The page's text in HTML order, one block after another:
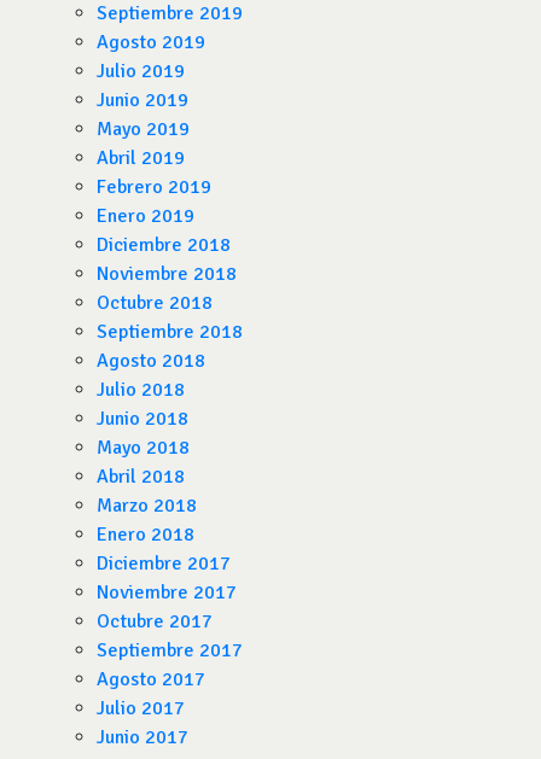
Septiembre 2019
Agosto 2019
Julio 2019
Junio 2019
Mayo 2019
Abril 2019
Febrero 2019
Enero 2019
Diciembre 2018
Noviembre 2018
Octubre 2018
Septiembre 2018
Agosto 2018
Julio 2018
Junio 2018
Mayo 2018
Abril 2018
Marzo 2018
Enero 2018
Diciembre 2017
Noviembre 2017
Octubre 2017
Septiembre 2017
Agosto 2017
Julio 2017
Junio 2017